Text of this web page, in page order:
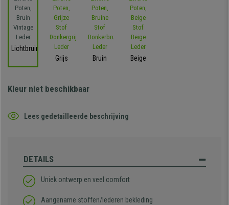
Lichtbruin
Grijs
Bruin Beige
Kleur niet beschikbaar
Lees gedetailleerde beschrijving
DETAILS
Uniek ontwerp en veel comfort
Aangename stoffen/lederen bekleding